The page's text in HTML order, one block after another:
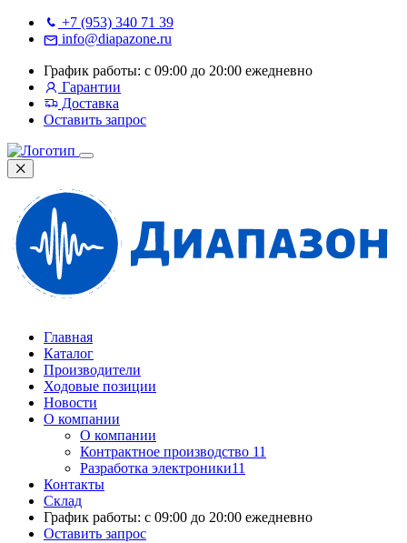
+7 (953) 340 71 39
info@diapazone.ru
График работы: с 09:00 до 20:00 ежедневно
Гарантии
Доставка
Оставить запрос
Главная
Каталог
Производители
Ходовые позиции
Новости
О компании
О компании
Контрактное производство 11
Разработка электроники11
Контакты
Склад
График работы: с 09:00 до 20:00 ежедневно
Оставить запрос